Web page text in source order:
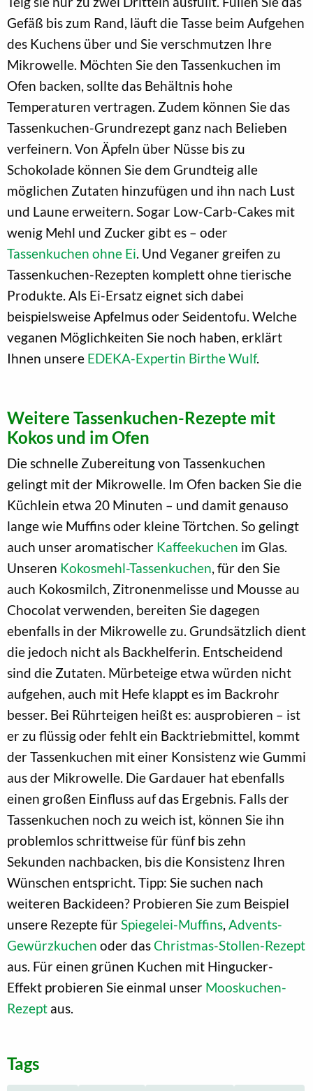
Gefäß bis zum Rand, läuft die Tasse beim Aufgehen
des Kuchens über und Sie verschmutzen Ihre
Mikrowelle. Möchten Sie den Tassenkuchen im
Ofen backen, sollte das Behältnis hohe
Temperaturen vertragen. Zudem können Sie das
Tassenkuchen-Grundrezept ganz nach Belieben
verfeinern. Von Äpfeln über Nüsse bis zu
Schokolade können Sie dem Grundteig alle
möglichen Zutaten hinzufügen und ihn nach Lust
und Laune erweitern. Sogar Low-Carb-Cakes mit
wenig Mehl und Zucker gibt es – oder
Tassenkuchen ohne Ei. Und Veganer greifen zu
Tassenkuchen-Rezepten komplett ohne tierische
Produkte. Als Ei-Ersatz eignet sich dabei
beispielsweise Apfelmus oder Seidentofu. Welche
veganen Möglichkeiten Sie noch haben, erklärt
Ihnen unsere EDEKA-Expertin Birthe Wulf.
Weitere Tassenkuchen-Rezepte mit
Kokos und im Ofen
Die schnelle Zubereitung von Tassenkuchen
gelingt mit der Mikrowelle. Im Ofen backen Sie die
Küchlein etwa 20 Minuten – und damit genauso
lange wie Muffins oder kleine Törtchen. So gelingt
auch unser aromatischer Kaffeekuchen im Glas.
Unseren Kokosmehl-Tassenkuchen, für den Sie
auch Kokosmilch, Zitronenmelisse und Mousse au
Chocolat verwenden, bereiten Sie dagegen
ebenfalls in der Mikrowelle zu. Grundsätzlich dient
die jedoch nicht als Backhelferin. Entscheidend
sind die Zutaten. Mürbeteige etwa würden nicht
aufgehen, auch mit Hefe klappt es im Backrohr
besser. Bei Rührteigen heißt es: ausprobieren – ist
er zu flüssig oder fehlt ein Backtriebmittel, kommt
der Tassenkuchen mit einer Konsistenz wie Gummi
aus der Mikrowelle. Die Gardauer hat ebenfalls
einen großen Einfluss auf das Ergebnis. Falls der
Tassenkuchen noch zu weich ist, können Sie ihn
problemlos schrittweise für fünf bis zehn
Sekunden nachbacken, bis die Konsistenz Ihren
Wünschen entspricht. Tipp: Sie suchen nach
weiteren Backideen? Probieren Sie zum Beispiel
unsere Rezepte fürSpiegelei-Muffins, Advents-
Gewürzkuchen oder dasChristmas-Stollen-Rezept
aus. Für einen grünen Kuchen mit Hingucker-
Effekt probieren Sie einmal unser Mooskuchen-
Rezept aus.
Tags